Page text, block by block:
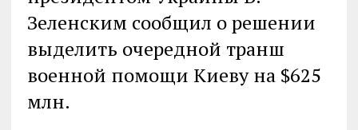
Зеленским сообщил о решении
выделить очередной транш
военной помощи Киеву на $625
млн.